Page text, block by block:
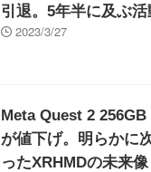
引退。5年半に及ぶ
2023/3/27
Meta Quest 2
が値下げ。明らかに
ったXRHMDの未来像